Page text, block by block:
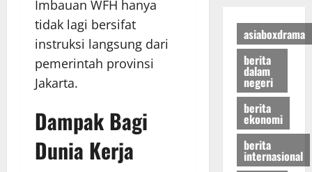
Imbauan WFH hanya
tidak lagi bersifat
instruksi langsung dari
pemerintah provinsi
Jakarta.
Dampak Bagi
Dunia Kerja
asiaboxdrama
berita
dalam
negeri
berita
ekonomi
berita
internasional